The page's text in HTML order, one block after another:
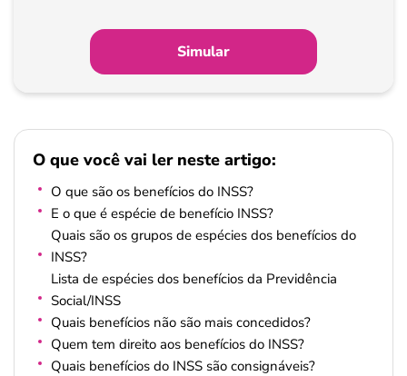
Simular
O que você vai ler neste artigo:
O que são os benefícios do INSS?
E o que é espécie de benefício INSS?
Quais são os grupos de espécies dos benefícios do
INSS?
Lista de espécies dos benefícios da Previdência
Social/INSS
Quais benefícios não são mais concedidos?
Quem tem direito aos benefícios do INSS?
Quais benefícios do INSS são consignáveis?